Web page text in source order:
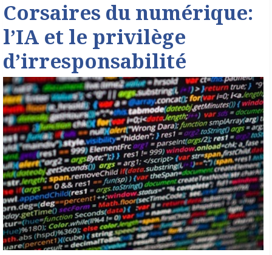
Corsaires du numérique:
l’IA et le privilège
d’irresponsabilité